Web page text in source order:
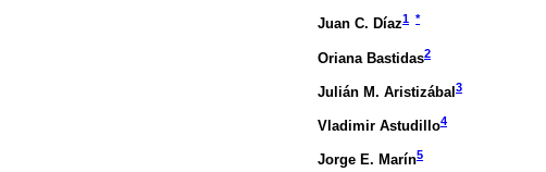
Juan C. Díaz1 *
Oriana Bastidas2
Julián M. Aristizábal 3
Vladimir Astudillo4
Jorge E. Marín5